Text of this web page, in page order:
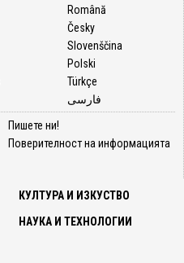
Română
Česky
Slovenščina
Polski
Türkçe
فارسی
Пишете ни!
Поверителност на информацията
КУЛТУРА И ИЗКУСТВО
НАУКА И ТЕХНОЛОГИИ